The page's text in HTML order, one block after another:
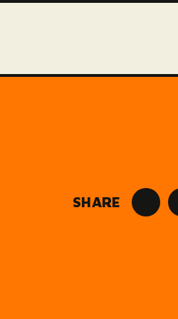
SHARE